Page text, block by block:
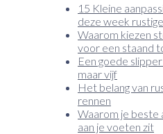
15 Kleine
deze week
Waarom kiezen
voor een staand
Een goede
maar vijf
Het belang van
rennen
Waarom je beste
aan je voeten zit